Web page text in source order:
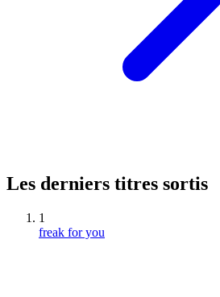
Les derniers titres sortis
1
freak for you